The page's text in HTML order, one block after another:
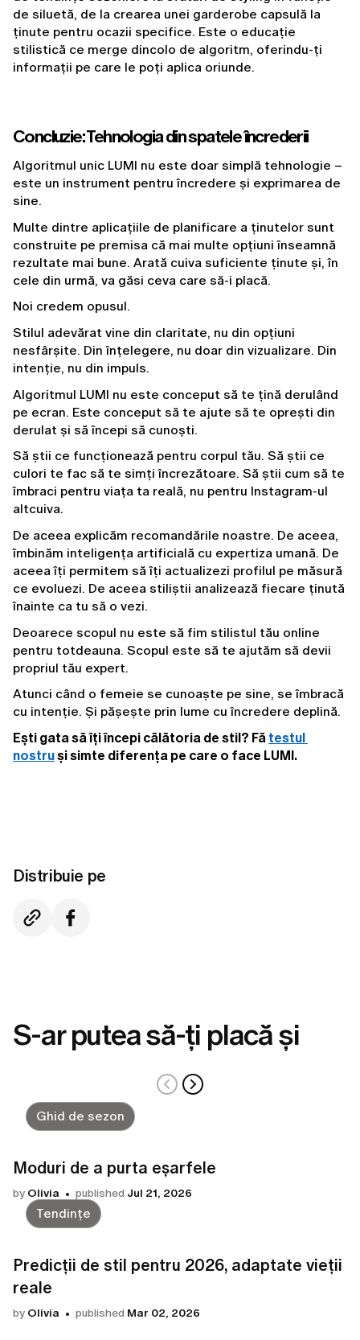
de siluetă, de la crearea unei garderobe capsulă la
ținute pentru ocazii specifice. Este o educație
stilistică ce merge dincolo de algoritm, oferindu-ți
informații pe care le poți aplica oriunde.
Concluzie: Tehnologia din spatele încrederii
Algoritmul unic LUMI nu este doar simplă tehnologie –
este un instrument pentru încredere și exprimarea de
sine.
Multe dintre aplicațiile de planificare a ținutelor sunt
construite pe premisa că mai multe opțiuni înseamnă
rezultate mai bune. Arată cuiva suficiente ținute și, în
cele din urmă, va găsi ceva care să-i placă.
Noi credem opusul.
Stilul adevărat vine din claritate, nu din opțiuni
nesfârșite. Din înțelegere, nu doar din vizualizare. Din
intenție, nu din impuls.
Algoritmul LUMI nu este conceput să te țină derulând
pe ecran. Este conceput să te ajute să te oprești din
derulat și să începi să cunoști.
Să știi ce funcționează pentru corpul tău. Să știi ce
culori te fac să te simți încrezătoare. Să știi cum să te
îmbraci pentru viața ta reală, nu pentru Instagram-ul
altcuiva.
De aceea explicăm recomandările noastre. De aceea,
îmbinăm inteligența artificială cu expertiza umană. De
aceea îți permitem să îți actualizezi profilul pe măsură
ce evoluezi. De aceea stiliștii analizează fiecare ținută
înainte ca tu să o vezi.
Deoarece scopul nu este să fim stilistul tău online
pentru totdeauna. Scopul este să te ajutăm să devii
propriul tău expert.
Atunci când o femeie se cunoaște pe sine, se îmbracă
cu intenție. Și pășește prin lume cu încredere deplină.
Ești gata să îți începi călătoria de stil? Fă testul
nostru și simte diferența pe care o face LUMI.
Distribuie pe
S-ar putea să-ți placă și
Ghid de sezon
Moduri de a purta eșarfele
by Olivia published Jul 21, 2026
Tendințe
Predicții de stil pentru 2026, adaptate vieții
reale
by Olivia published Mar 02, 2026